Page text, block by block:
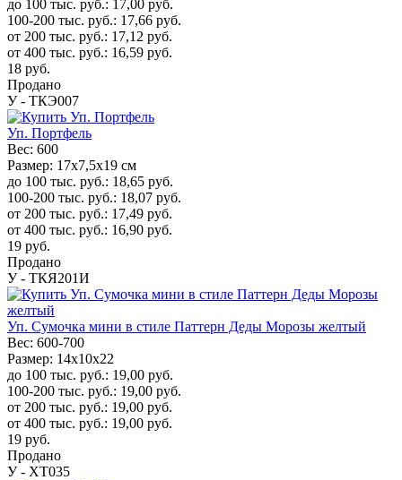
до 100 тыс. руб.: 17,00 руб.
100-200 тыс. руб.: 17,66 руб.
от 200 тыс. руб.: 17,12 руб.
от 400 тыс. руб.: 16,59 руб.
18 руб.
Продано
У - ТКЭ007
Уп. Портфель
Вес: 600
Размер: 17x7,5x19 см
до 100 тыс. руб.: 18,65 руб.
100-200 тыс. руб.: 18,07 руб.
от 200 тыс. руб.: 17,49 руб.
от 400 тыс. руб.: 16,90 руб.
19 руб.
Продано
У - ТКЯ201И
Уп. Сумочка мини в стиле Паттерн Деды Морозы желтый
Вес: 600-700
Размер: 14x10x22
до 100 тыс. руб.: 19,00 руб.
100-200 тыс. руб.: 19,00 руб.
от 200 тыс. руб.: 19,00 руб.
от 400 тыс. руб.: 19,00 руб.
19 руб.
Продано
У - ХТ035